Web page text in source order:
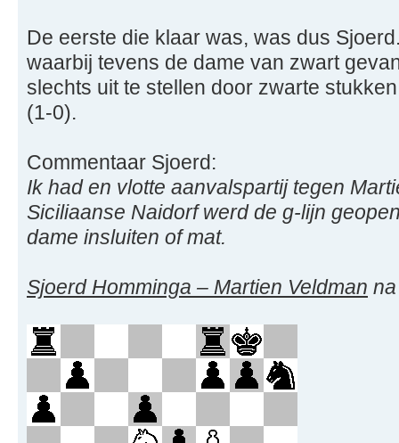
De eerste die klaar was, was dus
waarbij tevens de dame van zwart
slechts uit te stellen door zwarte
(1-0).
Commentaar Sjoerd:
Ik had en vlotte aanvalspartij tegen
Siciliaanse Naidorf werd de g-lijn
dame insluiten of mat.
Sjoerd Homminga – Martien Veldman na